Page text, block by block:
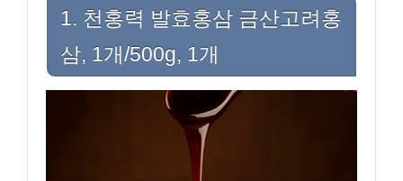
1. 천홍력 발효홍삼 금산고려홍
삼, 1개/500g, 1개